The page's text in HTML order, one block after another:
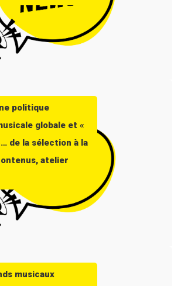
politique
globale et «
de la sélection à la
atelier
musicaux